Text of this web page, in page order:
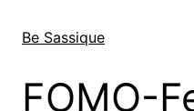
zum
wechseln
Be Sassique
FOMO-